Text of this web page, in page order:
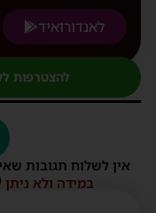
לאנדורואיד
להצטרפות
אין לשלוח תגובות
במידה ולא